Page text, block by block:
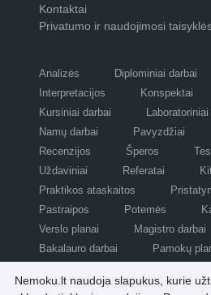
Kontaktai
Privatumo ir naudojimosi
Analizės Diplominiai darbai
Interpretacijos
Konspektai
Kursiniai darbai
Namų darbai
Pavyzdžiai
Recenzijos
Šperos
Uždaviniai
Referatai
Praktikos ataskaitos
Pastraipos
Potemės
Verslo planai
Magistro darbai
Bakalauro darbai
Pamokų
Nemoku.lt naudoja slapukus, kurie